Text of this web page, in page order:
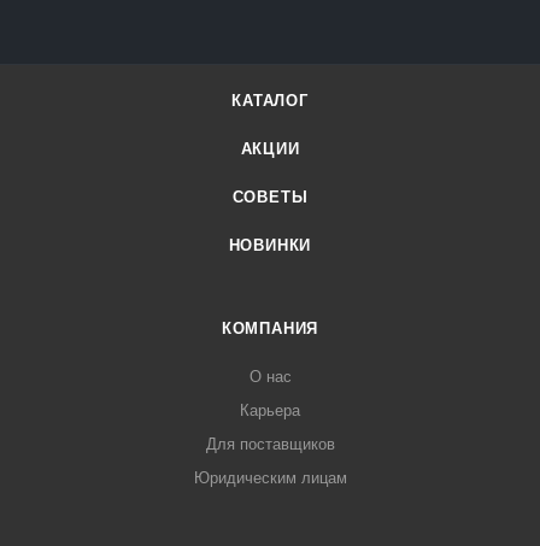
КАТАЛОГ
АКЦИИ
СОВЕТЫ
НОВИНКИ
КОМПАНИЯ
О нас
Карьера
Для поставщиков
Юридическим лицам